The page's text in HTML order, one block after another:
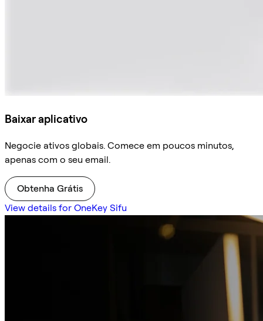
Baixar aplicativo
Negocie ativos globais. Comece em poucos minutos,
apenas com o seu email.
Obtenha Grátis
View details for OneKey Sifu